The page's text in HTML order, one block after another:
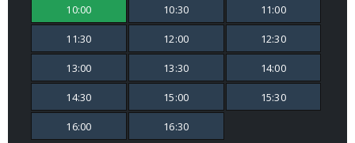
10:00 10:30 11:00
11:30 12:00 12:30
13:00 13:30 14:00
14:30 15:00 15:30
16:00 16:30